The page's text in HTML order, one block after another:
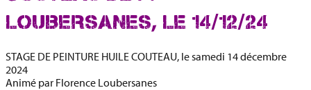
LOUBERSANES, LE 14/12/24
STAGE DE PEINTURE HUILE COUTEAU, le samedi 14 décembre
2024
Animé par Florence Loubersanes